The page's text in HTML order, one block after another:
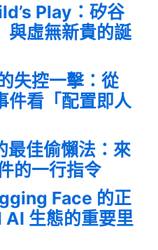
Play：矽谷
與虛無新貴的誕
失控一擊：從
件看「配置即人
最佳偷懶法：來
的一行指令
Face 的正
生態的重要里